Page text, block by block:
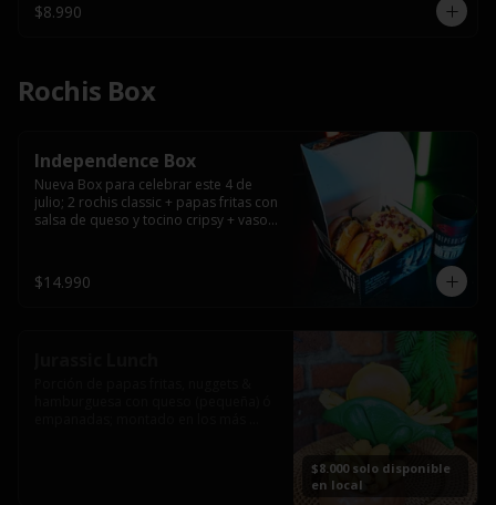
$8.990
Rochis Box
Independence Box
Nueva Box para celebrar este 4 de
julio; 2 rochis classic + papas fritas con
salsa de queso y tocino cripsy + vaso
$14.990
$8.000 solo disponible
en local